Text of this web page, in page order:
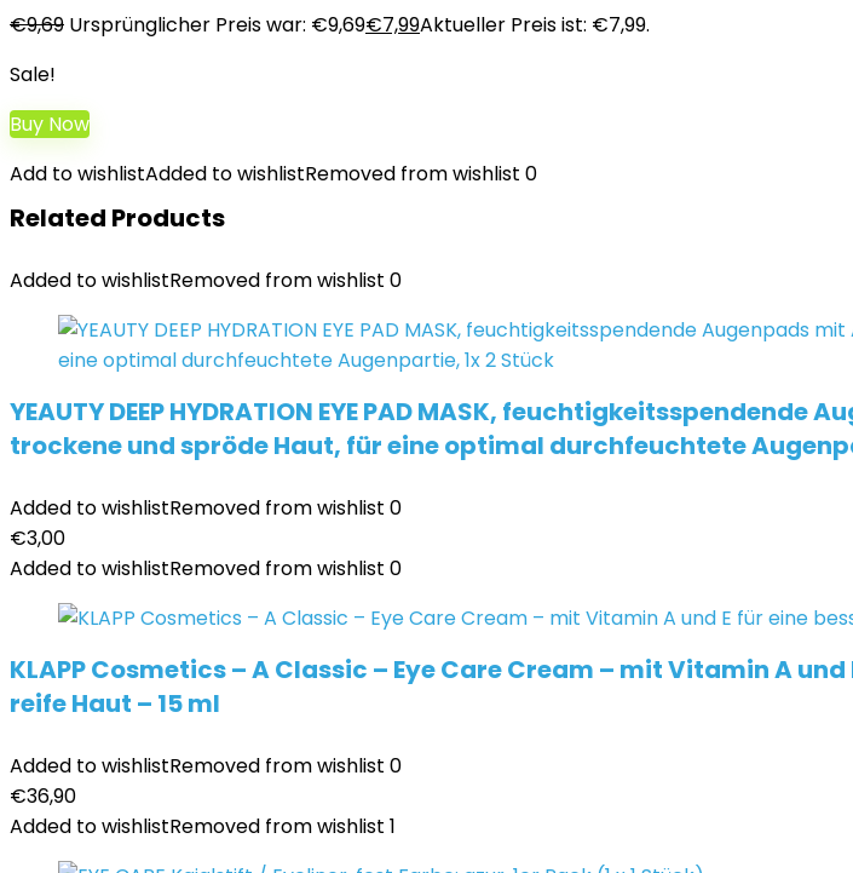
€9,69 Ursprünglicher Preis war: €9,69€7,99Aktueller Preis ist: €7,99.
Sale!
Buy Now
Add to wishlistAdded to wishlistRemoved from wishlist 0
Related Products
Added to wishlistRemoved from wishlist 0
YEAUTY DEEP HYDRATION EYE PAD MASK,
trockene und spröde Haut, für eine optimal durchfeuchtete
Added to wishlistRemoved from wishlist 0
€3,00
Added to wishlistRemoved from wishlist 0
KLAPP Cosmetics – A Classic – Eye Care Cream – mit Vitamin A
reife Haut – 15 ml
Added to wishlistRemoved from wishlist 0
€36,90
Added to wishlistRemoved from wishlist 1